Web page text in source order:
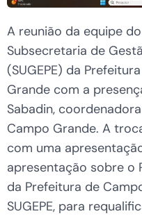
A reunião da equipe
Subsecretaria de
(SUGEPE) da
Grande com a
Sabadin,
Campo Grande. A
com uma
apresentação sobre o
da Prefeitura de
SUGEPE, para